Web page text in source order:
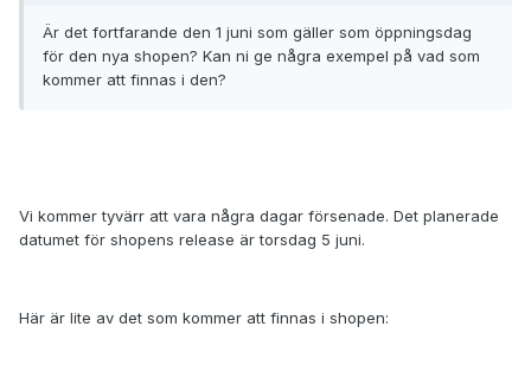
Är det fortfarande den 1 juni som gäller som öppningsdag
för den nya shopen? Kan ni ge några exempel på vad som
kommer att finnas i den?
Vi kommer tyvärr att vara några dagar försenade. Det planerade
datumet för shopens release är torsdag 5 juni.
Här är lite av det som kommer att finnas i shopen: